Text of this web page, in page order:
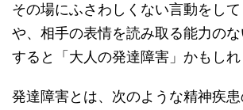
その場にふさわしくない言動をし
や、相手の表情を読み取る能力の
すると「大人の発達障害」かもしれ
発達障害とは、次のような精神疾患